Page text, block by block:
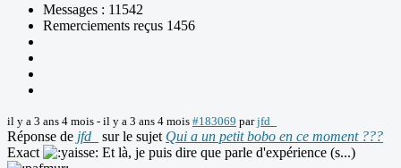
Messages : 11542
Remerciements reçus 1456
il y a 3 ans 4 mois - il y a 3 ans 4 mois #183069 parjfd_
Réponse de jfd_ sur le sujet Qui a un petit bobo en ce moment ???
Exact
Et là, je puis dire que parle d'expérience (s...)